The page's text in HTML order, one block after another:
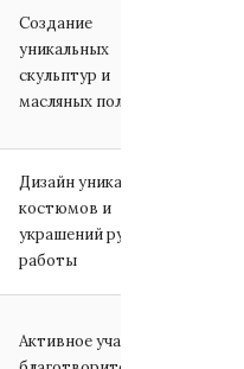
Создание
уникальных
скульптур и
масляных полотен
Дизайн уникальных
костюмов и
украшений ручной
работы
Активное участие в